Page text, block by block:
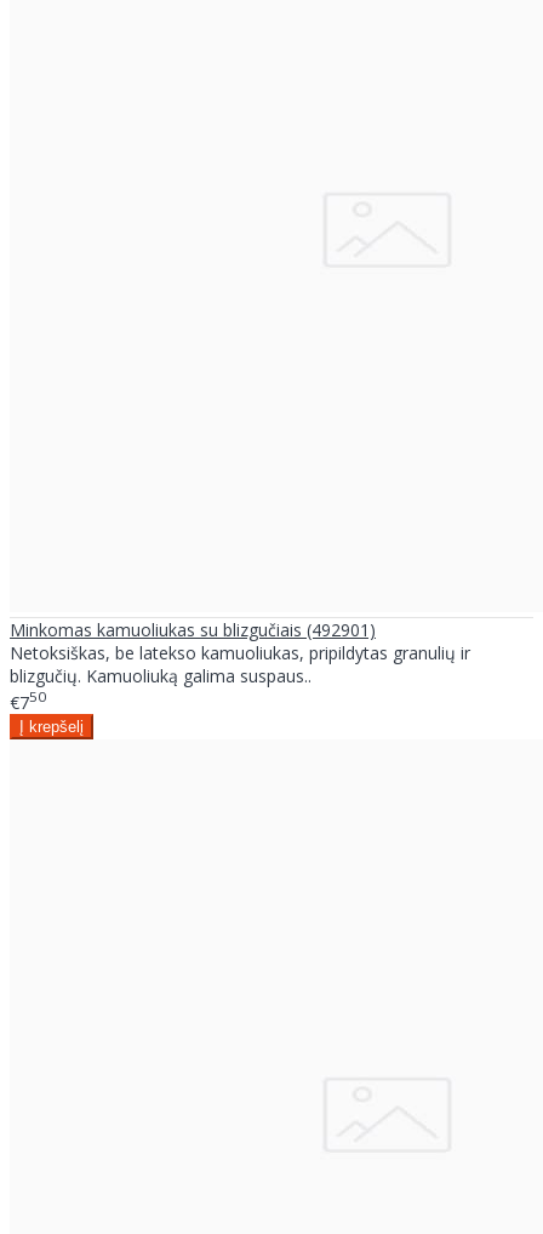
Minkomas kamuoliukas su blizgučiais (492901)
Netoksiškas, be latekso kamuoliukas, pripildytas granulių ir
blizgučių. Kamuoliuką galima suspaus..
€750